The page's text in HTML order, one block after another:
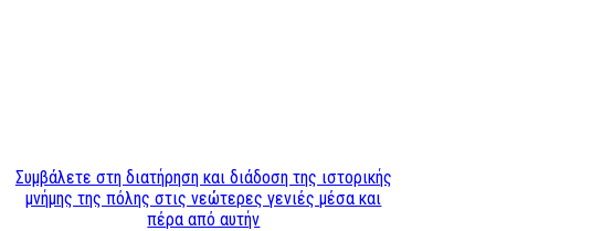
Συμβάλετε στη διατήρηση και διάδοση της ιστορικής
μνήμης της πόλης στις νεώτερες γενιές μέσα και
πέρα από αυτήν